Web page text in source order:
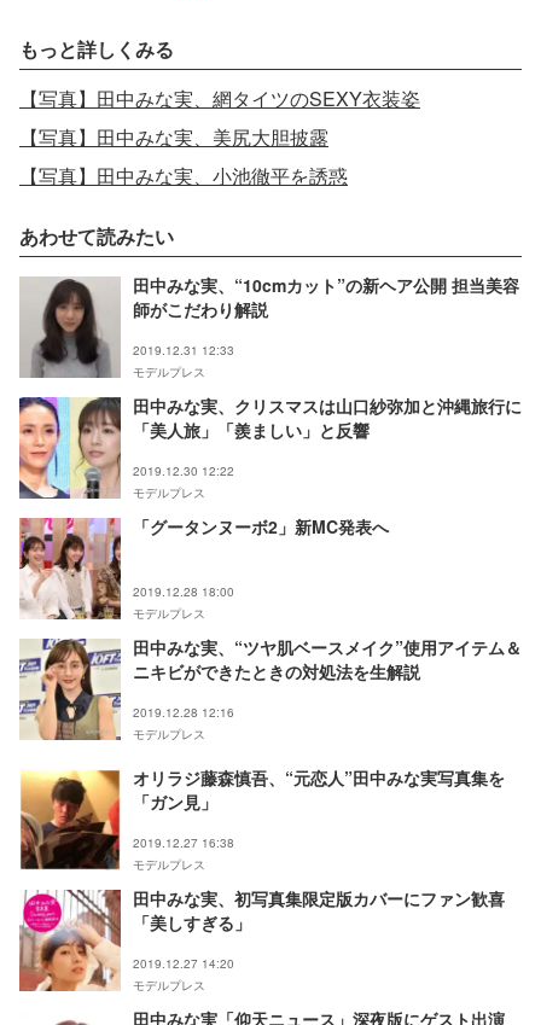
もっと詳しくみる
【写真】田中みな実、網タイツのSEXY衣装姿
【写真】田中みな実、美尻大胆披露
【写真】田中みな実、小池徹平を誘惑
あわせて読みたい
田中みな実、“10cmカット”の新ヘア公開 担当美容
師がこだわり解説
2019.12.31 12:33
モデルプレス
田中みな実、クリスマスは山口紗弥加と沖縄旅行に
「美人旅」「羨ましい」と反響
2019.12.30 12:22
モデルプレス
「グータンヌーボ2」新MC発表へ
2019.12.28 18:00
モデルプレス
田中みな実、“ツヤ肌ベースメイク”使用アイテム＆
ニキビができたときの対処法を生解説
2019.12.28 12:16
モデルプレス
オリラジ藤森慎吾、“元恋人”田中みな実写真集を
「ガン見」
2019.12.27 16:38
モデルプレス
田中みな実、初写真集限定版カバーにファン歓喜
「美しすぎる」
2019.12.27 14:20
モデルプレス
田中みな実「仰天ニュース」深夜版にゲスト出演